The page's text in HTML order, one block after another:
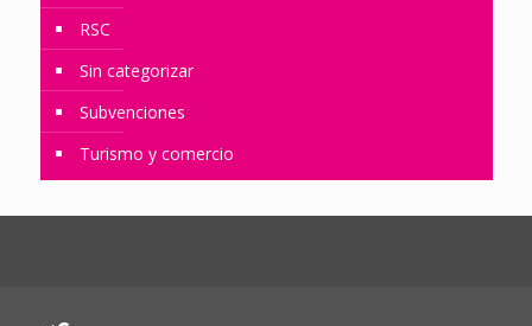
RSC
Sin categorizar
Subvenciones
Turismo y comercio